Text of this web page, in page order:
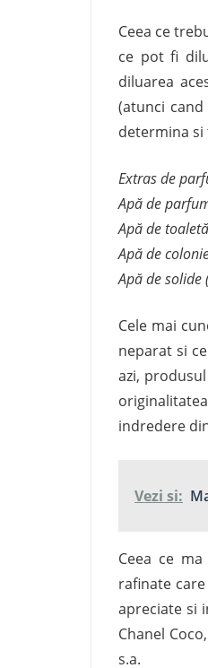
Ceea ce
ce pot fi
diluarea
(atunci
determina si
Extras de
Apă de
Apă de
Apă de
Apă de solide
Cele mai
neparat si
azi,
indredere
Vezi si:
Ceea ce
rafinate
apreciate si
Chanel
s.a.